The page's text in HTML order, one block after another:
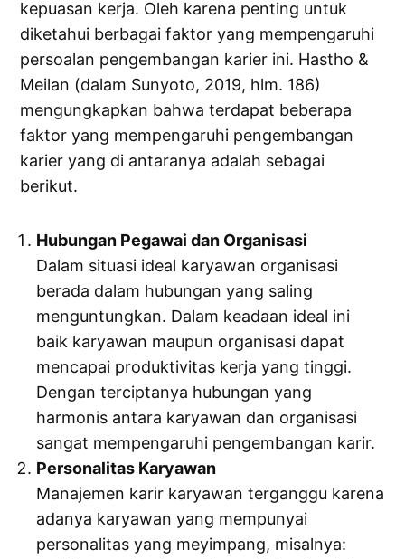
kepuasan kerja. Oleh karena penting untuk
diketahui berbagai faktor yang mempengaruhi
persoalan pengembangan karier ini. Hastho &
Meilan (dalam Sunyoto, 2019, hlm. 186)
mengungkapkan bahwa terdapat beberapa
faktor yang mempengaruhi pengembangan
karier yang di antaranya adalah sebagai
berikut.
Hubungan Pegawai dan Organisasi
Dalam situasi ideal karyawan organisasi
berada dalam hubungan yang saling
menguntungkan. Dalam keadaan ideal ini
baik karyawan maupun organisasi dapat
mencapai produktivitas kerja yang tinggi.
Dengan terciptanya hubungan yang
harmonis antara karyawan dan organisasi
sangat mempengaruhi pengembangan karir.
Personalitas Karyawan
Manajemen karir karyawan terganggu karena
adanya karyawan yang mempunyai
personalitas yang meyimpang, misalnya: